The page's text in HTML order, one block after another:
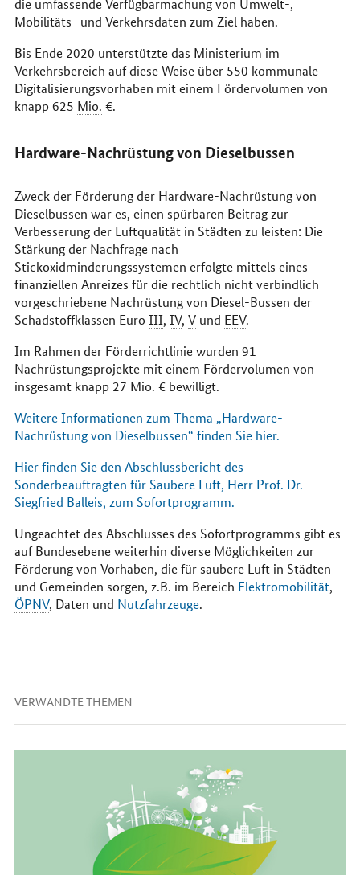
die umfassende Verfügbarmachung von Umwelt-,
Mobilitäts- und Verkehrsdaten zum Ziel haben.
Bis Ende 2020 unterstützte das Ministerium im
Verkehrsbereich auf diese Weise über 550 kommunale
Digitalisierungsvorhaben mit einem Fördervolumen von
knapp 625 Mio. €.
Hardware-Nachrüstung von Dieselbussen
Zweck der Förderung der Hardware-Nachrüstung von
Dieselbussen war es, einen spürbaren Beitrag zur
Verbesserung der Luftqualität in Städten zu leisten: Die
Stärkung der Nachfrage nach
Stickoxidminderungssystemen erfolgte mittels eines
finanziellen Anreizes für die rechtlich nicht verbindlich
vorgeschriebene Nachrüstung von Diesel-Bussen der
Schadstoffklassen Euro III, IV, Vund EEV.
Im Rahmen der Förderrichtlinie wurden 91
Nachrüstungsprojekte mit einem Fördervolumen von
insgesamt knapp 27 Mio. € bewilligt.
Weitere Informationen zum Thema „Hardware-
Nachrüstung von Dieselbussen“ finden Sie hier.
Hier finden Sie den Abschlussbericht des
Sonderbeauftragten für Saubere Luft, Herr Prof. Dr.
Siegfried Balleis, zum Sofortprogramm.
Ungeachtet des Abschlusses des Sofortprogramms gibt es
auf Bundesebene weiterhin diverse Möglichkeiten zur
Förderung von Vorhaben, die für saubere Luft in Städten
und Gemeinden sorgen, z.B. im Bereich Elektromobilität,
ÖPNV, Daten und Nutzfahrzeuge.
VERWANDTE THEMEN